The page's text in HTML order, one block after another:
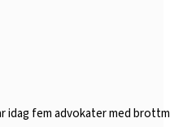
idag fem advokater med